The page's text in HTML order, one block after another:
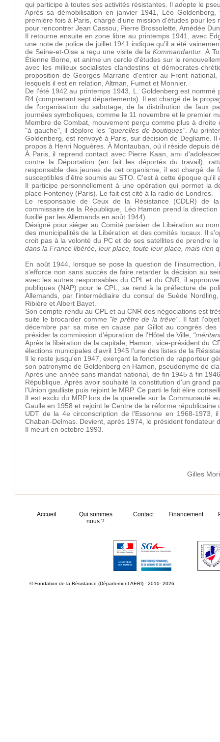
qui participe à toutes ses activités résistantes. Il adopte le
Après sa démobilisation en janvier 1941, Léo
première fois à Paris, chargé d'une mission d'études pour
pour rencontrer Jean Cassou, Pierre Brossolette, Amédée
Il retourne ensuite en zone libre au printemps 1941, avec
une note de police de juillet 1941 indique qu'il a été
de Seine-et-Oise a reçu une visite de la Kommandantur . À
Étienne Borne, et anime un cercle d'études sur le
avec les milieux socialistes clandestins et démocrates-
proposition de Georges Marrane d'entrer au Front
lesquels il est en relation, Altman, Fumet et Monnier.
De l'été 1942 au printemps 1943, L. Goldenberg est
R4 (comprenant sept départements). Il est chargé de la
de l'organisation du sabotage, de la distribution de faux
journées symboliques, comme le 11 novembre et le premier
Membre de Combat, mouvement perçu comme plus à
"à gauche", il déplore les "querelles de boutiques". Au
Goldenberg, est renvoyé à Paris, sur décision de Degliame.
propos à Henri Noguères. À Montauban, où il réside depuis
À Paris, il reprend contact avec Pierre Kaan, ami
contre la Déportation (en fait les déportés du travail),
responsable des jeunes de cet organisme, il est chargé
susceptibles d'être soumis au STO. C'est à cette époque
Il participe personnellement à une opération qui permet la
place Fontenoy (Paris). Le fait est cité à la radio de Londres.
Le responsable de Ceux de la Résistance (CDLR) de
commissaire de la République, Léo Hamon prend la
fusillé par les Allemands en août 1944).
Désigné pour siéger au Comité parisien de Libération au
des municipalités de la Libération et des comités locaux. Il
croit pas à la volonté du PC et de ses satellites de prendre
dans la France libérée, leur place, toute leur place, mais rien
En août 1944, lorsque se pose la question de
s'efforce non sans succès de faire retarder la décision au
avec les autres responsables du CPL et du CNR, il
publiques (NAP) pour le CPL, se rend à la préfecture de
Allemands, par l'intermédiaire du consul de Suède
Ribière et Albert Bayet.
Son compte-rendu au CPL et au CNR des négociations est
suite le brocarder comme "le prêtre de la trêve". Il fait
décembre par sa mise en cause par Gillot au congrès
présider la commission d'épuration de l'Hôtel de Ville,
Après la libération de la capitale, Hamon, vice-président du
élections municipales d'avril 1945 l'une des listes de la
Il le reste jusqu'en 1947, exerçant la fonction de rapporteur
son patronyme de Goldenberg en Hamon, pseudonyme de
Après une année sans mandat national, de fin 1945 à fin
République. Après avoir souhaité la constitution d'un grand
l'Union gaulliste puis rejoint le MRP. Ce parti le fait élire
Il est exclu du MRP lors de la querelle sur la Communauté
Gaulle en 1958 et rejoint le Centre de la réforme
UDT de la 4e circonscription de l'Essonne en 1968-1973,
Chaban-Delmas. Devient, après 1974, le président
Il meurt en octobre 1993.
Gilles
Accueil
Qui sommes
nous ?
Contact Financement
© Fondation de la Résistance (Département AERI) - 2010- 2026